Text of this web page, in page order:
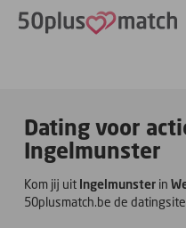
Dating voor
Ingelmunster
Kom jij uit Ingelmunsterin
50plusmatch.be de